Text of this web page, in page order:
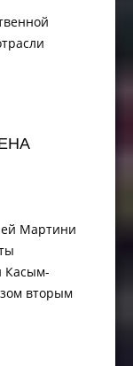
Мартини
Касым-
вторым